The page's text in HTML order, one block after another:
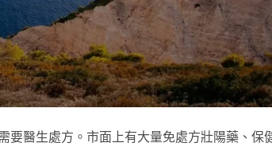
要醫生處方。市面上有大量免處方壯陽藥、保